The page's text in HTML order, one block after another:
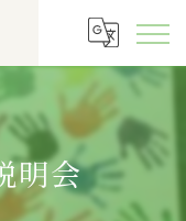
明会